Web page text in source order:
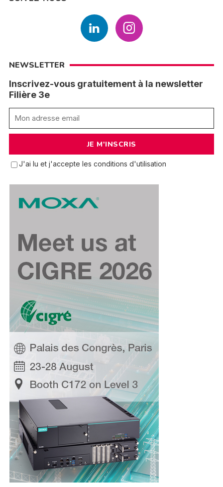
NEWSLETTER
Inscrivez-vous gratuitement à la newsletter
Filière 3e
J'ai lu et j'accepte les conditions d'utilisation